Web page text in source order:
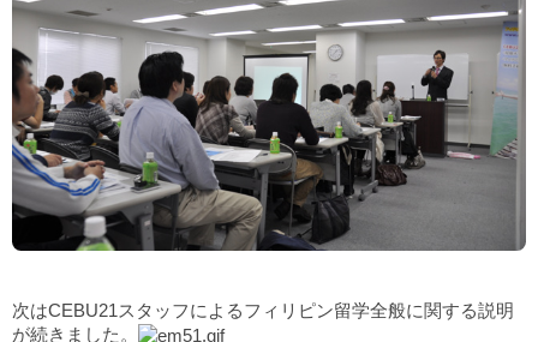
次はCEBU21スタッフによるフィリピン留学全般に関する説明
が続きました。